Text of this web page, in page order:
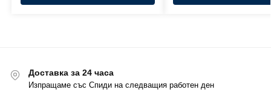
Доставка за 24 часа
Изпращаме със Спиди на следващия работен ден